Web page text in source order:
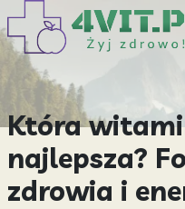
Która
najlepsza?
zdrowia i